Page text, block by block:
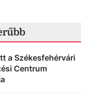
a Székesfehérvári
Centrum